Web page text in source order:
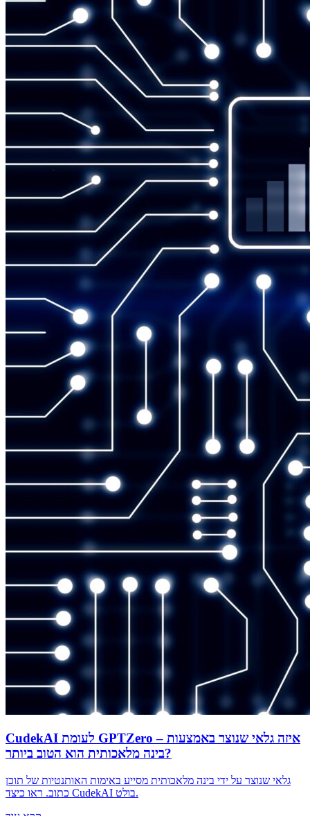
CudekAI לעומת GPTZero – איזה גלאי שנוצר באמצעות
בינה מלאכותית הוא הטוב ביותר?
גלאי שנוצר על ידי בינה מלאכותית מסייע באימות האותנטיות של תוכן
כתוב. ראו כיצד CudekAI בולט.